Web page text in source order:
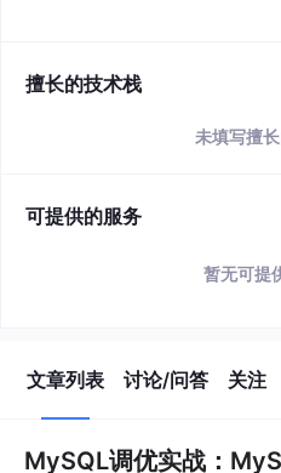
擅长的技术栈
未填写擅
可提供的服务
暂无可提
文章列表 讨论/问答 关注
MySQL调优实战：